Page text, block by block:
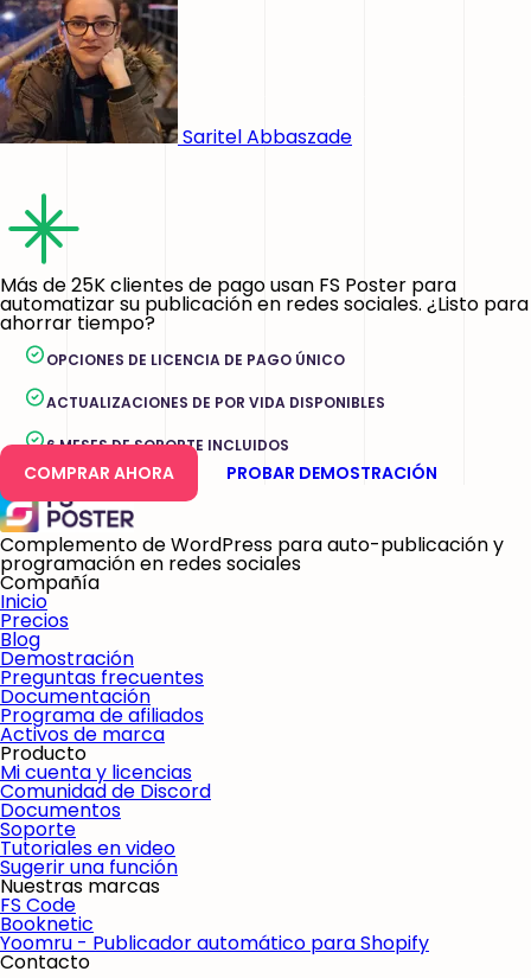
Saritel Abbaszade
Más de 25K clientes de pago usan FS Poster para
automatizar su publicación en redes sociales. ¿Listo para
ahorrar tiempo?
OPCIONES DE LICENCIA DE PAGO ÚNICO
ACTUALIZACIONES DE POR VIDA DISPONIBLES
6 MESES DE SOPORTE INCLUIDOS
COMPRAR AHORA PROBAR DEMOSTRACIÓN
Complemento de WordPress para auto-publicación y
programación en redes sociales
Compañía
Inicio
Precios
Blog
Demostración
Preguntas frecuentes
Documentación
Programa de afiliados
Activos de marca
Producto
Mi cuenta y licencias
Comunidad de Discord
Documentos
Soporte
Tutoriales en video
Sugerir una función
Nuestras marcas
FS Code
Booknetic
Yoomru - Publicador automático para Shopify
Contacto